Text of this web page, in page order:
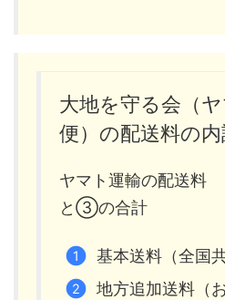
大地を守る会（
便）の配送料の内
ヤマト運輸の配送
と③の合計
基本送料（全国共
地方追加送料（